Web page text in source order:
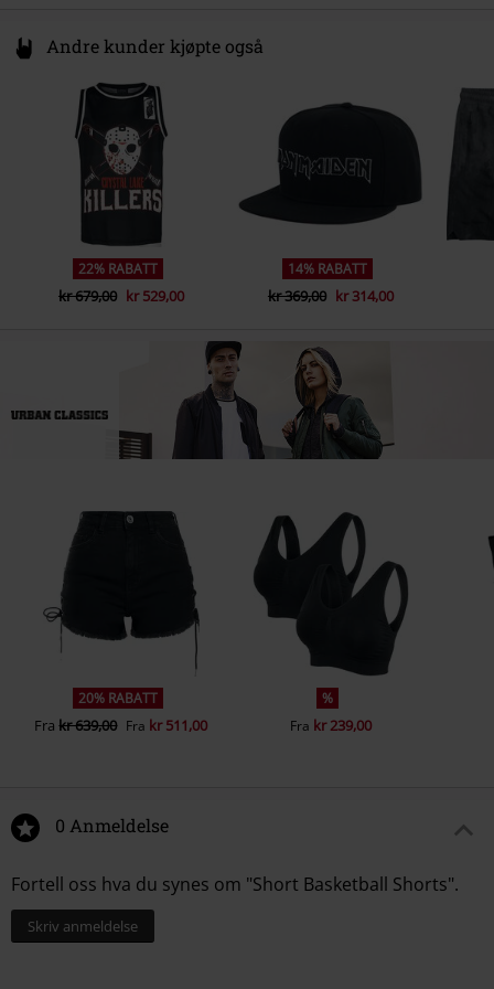
Andre kunder kjøpte også
22% RABATT
kr 679,00 kr 529,00
14% RABATT
kr 369,00 kr 314,00
20% RABATT
Frakr 639,00 Fra kr 511,00
%
Fra kr 239,00
0 Anmeldelse
Fortell oss hva du synes om "Short Basketball Shorts".
Skriv anmeldelse